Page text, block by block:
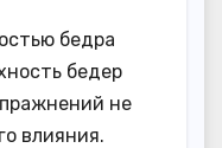
бедра
бедер
не
влияния.